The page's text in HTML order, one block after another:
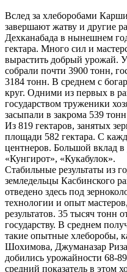
Вслед за хлеборобами
завершают жатву и другие
Дехканабада в нынешнем
гектара. Много сил и
вырастить добрый урожай.
собрали почти 3900 тонн,
3184 тонн. В среднем с
круг. Одними из первых в
государством труженики
засыпали в закрома 539
Из 819 гектаров, занятых
площади 582 гектара. С
центнеров. Большой вклад в
«Кунгирот», «Кукабулок».
Стабильные результаты из
земледельцы Касбинского
отведено здесь под
технологии и опыт
результатов. 35 тысяч тонн
государству. В среднем
такие опытные хлеборобы,
Шохимова, Джуманазар
добились урожайности 68-
средний показатель в этом